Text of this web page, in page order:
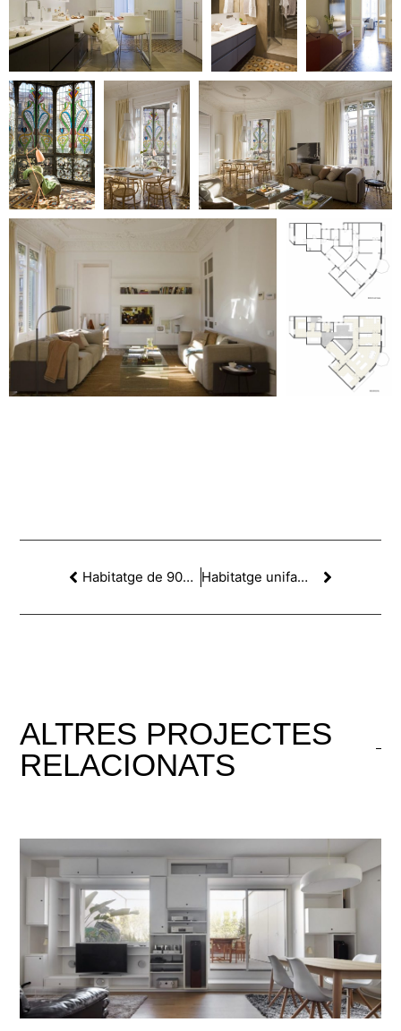
Habitatge de 90m2 al c/Balmes, Barcelona Habitatge unifamiliar de 140m2 a Pedralbes, Barcelona
ALTRES PROJECTES
RELACIONATS